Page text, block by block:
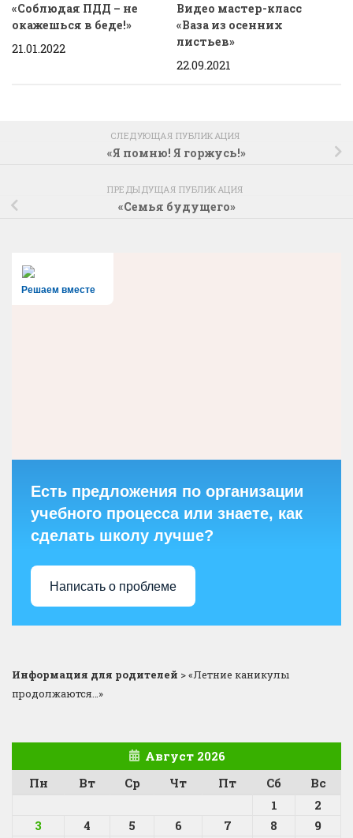
«Соблюдая ПДД – не
окажешься в беде!»
21.01.2022
Видео мастер-класс
«Ваза из осенних
листьев»
22.09.2021
СЛЕДУЮЩАЯ ПУБЛИКАЦИЯ
«Я помню! Я горжусь!»
ПРЕДЫДУЩАЯ ПУБЛИКАЦИЯ
«Семья будущего»
Решаем вместе
Есть предложения по организации
учебного процесса или знаете, как
сделать школу лучше?
Написать о проблеме
Информация для родителей >«Летние каникулы
продолжаются…»
Август 2026
Пн
Вт Ср Чт Пт Сб
Вс
1
2
3
4 5 6 7 8 9